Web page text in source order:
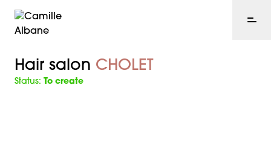
Hair salon CHOLET
Status: To create